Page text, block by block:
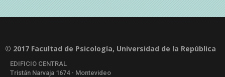
© 2017 Facultad de Psicología, Universidad de la República
EDIFICIO CENTRAL
Tristán Narvaja 1674 - Montevideo